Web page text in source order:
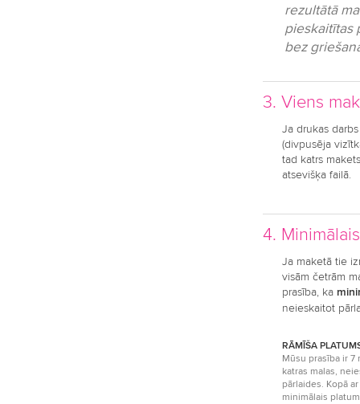
rezultātā
pieskaitītas
bez
3. Viens
Ja drukas
(divpusēja
tad katrs
atsevišķa failā.
4.
Ja maketā tie
visām četrām
prasība, ka
neieskaitot
RĀMĪŠA
Mūsu prasība ir 7
katras malas,
pārlaides. Kopā
minimālais